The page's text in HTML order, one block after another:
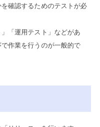
確認するためのテストが必
「運用テスト」などがあ
作業を行うのが一般的で